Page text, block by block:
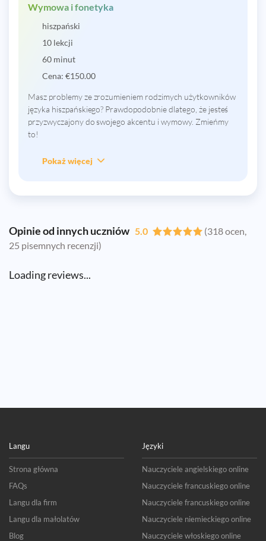
Wymowa i fonetyka
hiszpański
10 lekcji
60 minut
Cena: €150.00
Masz problemy ze zrozumieniem rodzimych użytkowników
języka hiszpańskiego? Prawdopodobnie dlatego, że jesteś
przyzwyczajony do swojego akcentu i wymowy. Zmieńmy
to!
Pokaż więcej
Opinie od innych uczniów 5.0
(318 ocen,
25 pisemnych recenzji)
Loading reviews...
Langu
Strona główna
FAQs
Langu dla firm
Langu dla małolatów
Blog
Języki
Nauczyciele angielskiego online
Nauczyciele francuskiego online
Nauczyciele francuskiego online
Nauczyciele niemieckiego online
Nauczyciele włoskiego online